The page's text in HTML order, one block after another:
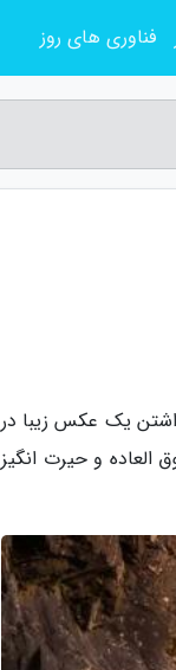
یک عکس زیبا در
العاده و حیرت انگیز
فناوری های روز